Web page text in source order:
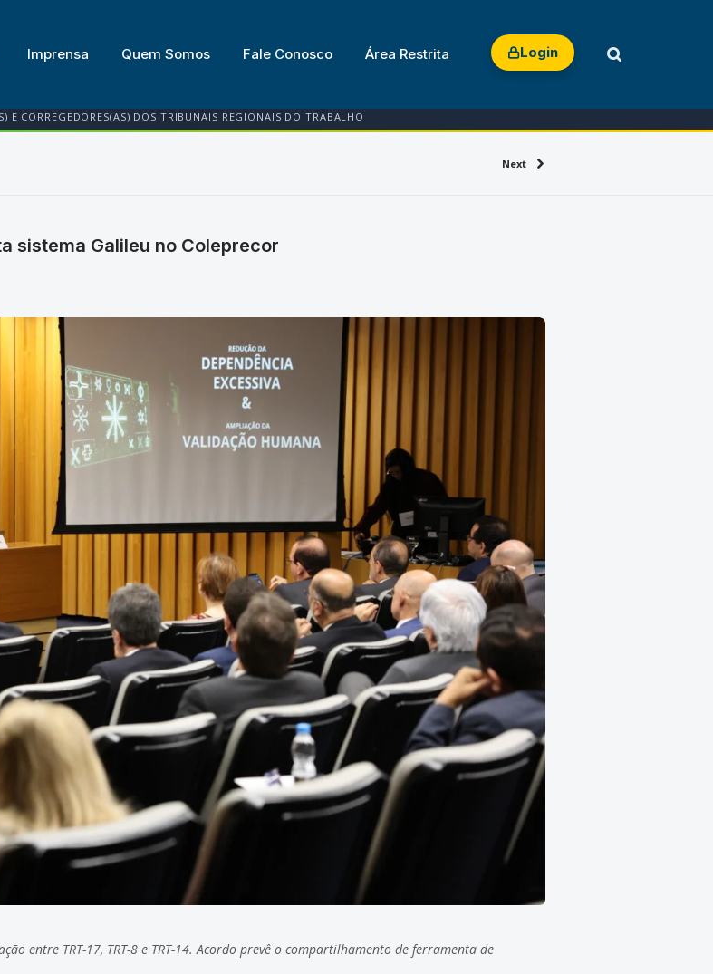
Imprensa Quem Somos Fale Conosco Área Restrita Login
E CORREGEDORES(AS) DOS TRIBUNAIS REGIONAIS DO TRABALHO
Next
sistema Galileu no Coleprecor
entre TRT-17, TRT-8 e TRT-14. Acordo prevê o compartilhamento de ferramenta de